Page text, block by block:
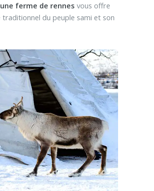
ferme de rennes vous offre
du peuple sami et son